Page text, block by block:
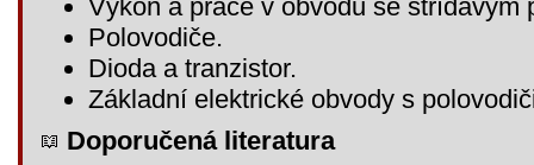
Výkon a práce v obvodu se střídavým
Polovodiče.
Dioda a tranzistor.
Základní elektrické obvody s
Doporučená literatura